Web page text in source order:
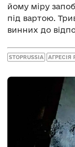
йому міру
під вартою.
винних до
STOPRUSSIA АГРЕСІЯ